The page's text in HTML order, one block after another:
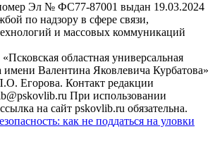
Эл № ФС77-87001 выдан 19.03.2024
по надзору в сфере связи,
и массовых коммуникаций
областная универсальная
имени Валентина Яковлевича Курбатова»
Егорова. Контакт редакции
При использовании
на сайт pskovlib.ru обязательна.
как не поддаться на уловки